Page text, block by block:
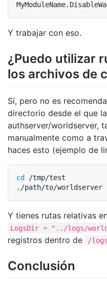
MyModuleName.
Y trabajar con eso.
¿Puedo utilizar
los archivos de
Sí, pero no es
directorio desde el que
authserver/worldserver,
manualmente como a
haces esto (ejemplo de
cd /tmp/test
Y tienes rutas relativas
LogsDir = "../logs/
registros dentro de
/
Conclusión